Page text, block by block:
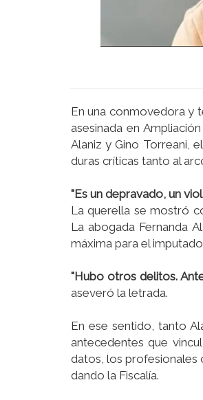
En una conmovedora y
asesinada en
Alaniz y Gino Torreani,
duras críticas tanto al
"Es un depravado, un
La querella se mostró
La abogada Fernanda
máxima para el
"Hubo otros delitos.
aseveró la letrada.
En ese sentido, tanto
antecedentes que
datos, los profesionales
dando la Fiscalía.